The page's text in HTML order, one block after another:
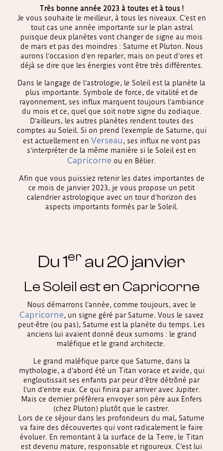
Très bonne année 2023 à toutes et à tous !
Je vous souhaite le meilleur, à tous les niveaux. C’est en
tout cas une année importante sur le plan astral
puisque deux planètes vont changer de signe au mois
de mars et pas des moindres : Saturne et Pluton. Nous
aurons l’occasion d’en reparler, mais on peut d’ores et
déjà se dire que les énergies vont être très différentes.
Dans le langage de l’astrologie, le Soleil est la planète la
plus importante. Symbole de force, de vitalité et de
rayonnement, ses influx marquent toujours l’ambiance
du mois et ce, quel que soit notre signe du zodiaque.
D’ailleurs, les autres planètes rendent toutes des
comptes au Soleil. Si on prend l’exemple de Saturne, qui
est actuellement en Verseau , ses influx ne vont pas
s’interpréter de la même manière si le Soleil est en
Capricorne ou en Bélier.
Afin que vous puissiez retenir les dates importantes de
ce mois de janvier 2023, je vous propose un petit
calendrier astrologique avec un tour d’horizon des
aspects importants formés par le Soleil.
Du 1er au 20 janvier
Le Soleil est en Capricorne
Nous démarrons l’année, comme toujours, avec le
Capricorne, un signe géré par Saturne. Vous le savez
peut-être (ou pas), Saturne est la planète du temps. Les
anciens lui avaient donné deux surnoms : le grand
maléfique et le grand architecte.
Le grand maléfique parce que Saturne, dans la
mythologie, a d’abord été un Titan vorace et avide, qui
engloutissait ses enfants par peur d’être détrôné par
l’un d’entre eux. Ce qui finira par arriver avec Jupiter.
Mais ce dernier préfèrera envoyer son père aux Enfers
(chez Pluton) plutôt que le castrer.
Lors de ce séjour dans les profondeurs du mal, Saturne
va faire des découvertes qui vont radicalement le faire
évoluer. En remontant à la surface de la Terre, le Titan
est devenu mature, responsable et rigoureux. C’est lui